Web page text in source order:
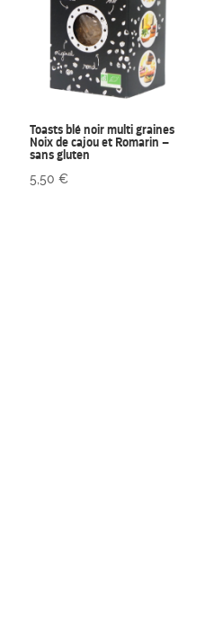
Toasts blé noir multi graines
Noix de cajou et Romarin –
sans gluten
5,50 €